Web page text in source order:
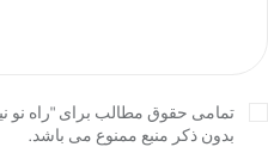
تمامی حقوق مطالب برای "راه نو
بدون ذکر منبع ممنوع می باشد.